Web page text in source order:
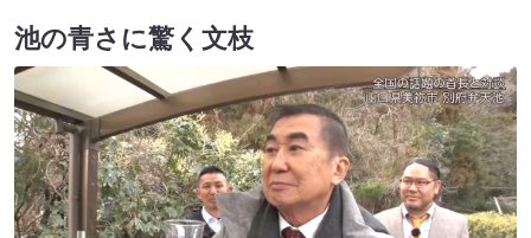
池の青さに驚く文枝